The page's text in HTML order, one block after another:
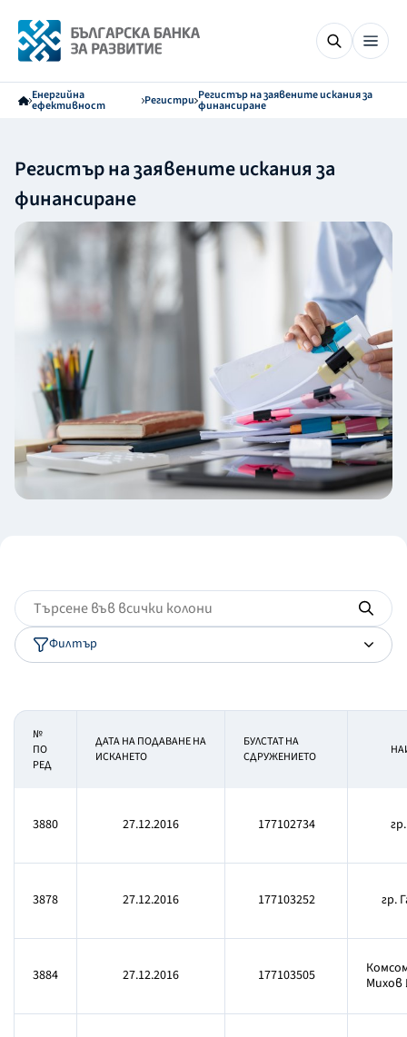
Енергийна
ефективност Регистри Регистър на заявените искания за
финансиране
Регистър на заявените искания за
финансиране
Филтър
№
ПО
РЕД
ДАТА НА ПОДАВАНЕ НА
ИСКАНЕТО
БУЛСТАТ НА
СДРУЖЕНИЕТО
3880 27.12.2016 177102734
3878 27.12.2016 177103252 гр.
3884 27.12.2016 177103505
Михов